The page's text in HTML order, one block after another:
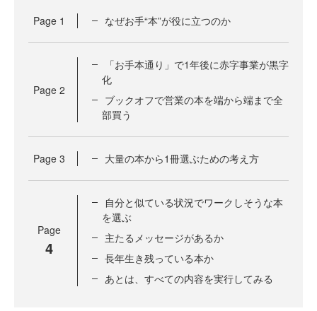
Page 1 なぜお手“本”が役に立つのか
Page 2
「お手本通り」で1年後に赤字事業が黒字
化
ブックオフで営業の本を端から端まで全
部買う
Page 3 大量の本から1冊選ぶための考え方
Page
4
自分と似ている状況でワークしそうな本
を選ぶ
主たるメッセージがあるか
長年生き残っている本か
あとは、すべての内容を実行してみる